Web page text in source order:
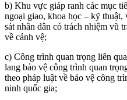
b) Khu vực giáp ranh các mục
ngoại giao, khoa học – kỹ
sát nhân dân có trách nhiệm vũ
về cảnh vệ;
c) Công trình quan trọng liên
lang bảo vệ công trình quan
theo pháp luật về bảo vệ công
ninh quốc gia;